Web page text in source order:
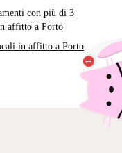
con più di 3
affitto a Porto
in affitto a Porto